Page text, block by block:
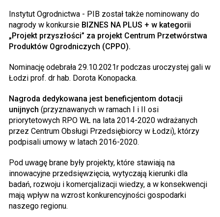
Instytut Ogrodnictwa - PIB został także nominowany do
nagrody w konkursie BIZNES NA PLUS + w kategorii
„Projekt przyszłości” za projekt Centrum Przetwórstwa
Produktów Ogrodniczych (CPPO).
Nominację odebrała 29.10.2021r podczas uroczystej gali w
Łodzi prof. dr hab. Dorota Konopacka.
Nagroda dedykowana jest beneficjentom dotacji
unijnych (przyznawanych w ramach I i II osi
priorytetowych RPO WŁ na lata 2014-2020 wdrażanych
przez Centrum Obsługi Przedsiębiorcy w Łodzi), którzy
podpisali umowy w latach 2016-2020.
Pod uwagę brane były projekty, które stawiają na
innowacyjne przedsięwzięcia, wytyczają kierunki dla
badań, rozwoju i komercjalizacji wiedzy, a w konsekwencji
mają wpływ na wzrost konkurencyjności gospodarki
naszego regionu.